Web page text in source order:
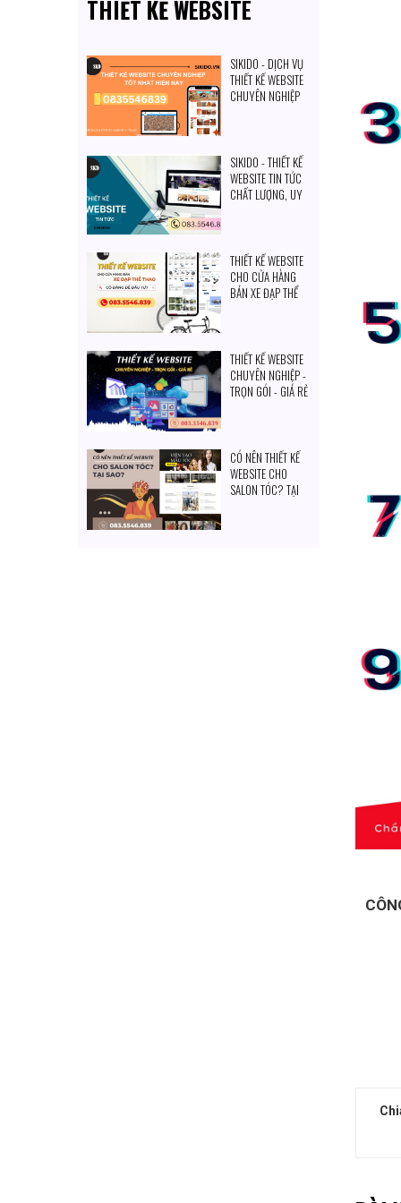
THIẾT KẾ WEBSITE
SIKIDO - DỊCH VỤ
THIẾT KẾ WEBSITE
CHUYÊN NGHIỆP
SIKIDO - THIẾT KẾ
WEBSITE TIN TỨC
CHẤT LƯỢNG, UY
THIẾT KẾ WEBSITE
CHO CỬA HÀNG
BÁN XE ĐẠP THỂ
THIẾT KẾ WEBSITE
CHUYÊN NGHIỆP -
TRỌN GÓI - GIÁ RẺ
CÓ NÊN THIẾT KẾ
WEBSITE CHO
SALON TÓC? TẠI